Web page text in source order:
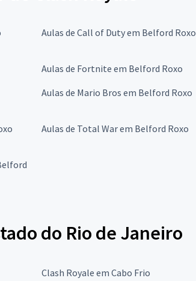
Aulas de Call of Duty em Belford Roxo
Aulas de Fortnite em Belford Roxo
Aulas de Mario Bros em Belford Roxo
Aulas de Total War em Belford Roxo
do Rio de Janeiro
Clash Royale em Cabo Frio